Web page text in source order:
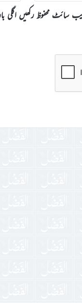
سائٹ محفوظ رکھیں